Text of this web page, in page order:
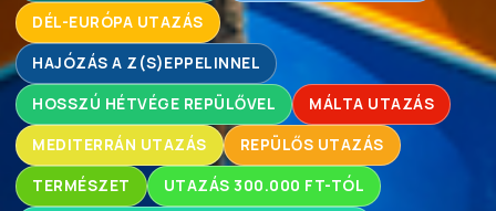
DÉL-EURÓPA UTAZÁS
HAJÓZÁS A Z(S)EPPELINNEL
HOSSZÚ HÉTVÉGE REPÜLŐVEL MÁLTA UTAZÁS
MEDITERRÁN UTAZÁS REPÜLŐS UTAZÁS
TERMÉSZET UTAZÁS 300.000 FT-TÓL